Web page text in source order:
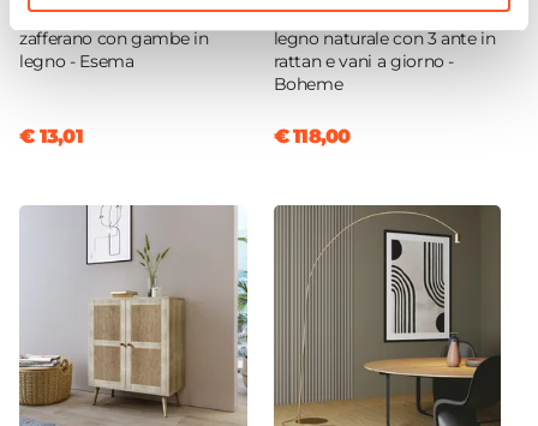
Cuscini sfoderabili|Tessuto impermeabile
Imbottitura
Schiuma poliuretanica a pezzi
Densità Imbottitura
Tavolino 40x40h cm giallo
zafferano con gambe in
legno - Esema
€ 13,01
Credenza 79x124h cm in
legno naturale con 3 ante in
rattan e vani a giorno -
Boheme
€ 118,00